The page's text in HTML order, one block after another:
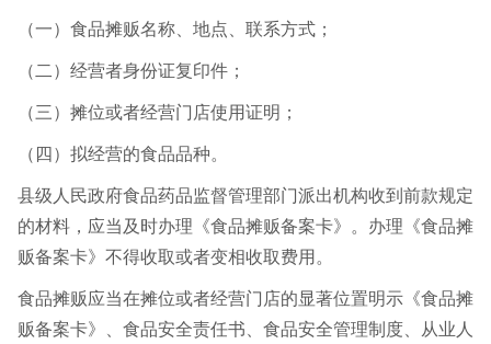
（一）食品摊贩名称、地点、联系方式；
（二）经营者身份证复印件；
（三）摊位或者经营门店使用证明；
（四）拟经营的食品品种。
县级人民政府食品药品监督管理部门派出机构收到前款规定
的材料，应当及时办理《食品摊贩备案卡》。办理《食品摊
贩备案卡》不得收取或者变相收取费用。
食品摊贩应当在摊位或者经营门店的显著位置明示《食品摊
贩备案卡》、食品安全责任书、食品安全管理制度、从业人